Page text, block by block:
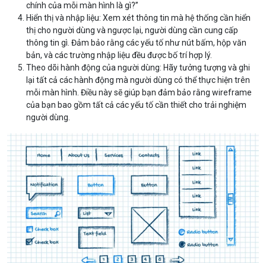
chính của mỗi màn hình là gì?”
Hiển thị và nhập liệu: Xem xét thông tin mà hệ thống cần hiển
thị cho người dùng và ngược lại, người dùng cần cung cấp
thông tin gì. Đảm bảo rằng các yếu tố như nút bấm, hộp văn
bản, và các trường nhập liệu đều được bố trí hợp lý.
Theo dõi hành động của người dùng: Hãy tưởng tượng và ghi
lại tất cả các hành động mà người dùng có thể thực hiện trên
mỗi màn hình. Điều này sẽ giúp bạn đảm bảo rằng wireframe
của bạn bao gồm tất cả các yếu tố cần thiết cho trải nghiệm
người dùng.